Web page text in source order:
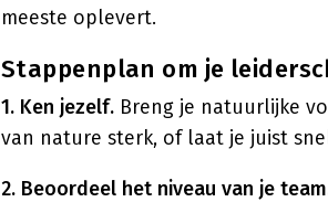
meeste oplevert.
Stappenplan om je
1. Ken jezelf. Breng je natuurlijke
van nature sterk, of laat je juist
2. Beoordeel het niveau van je